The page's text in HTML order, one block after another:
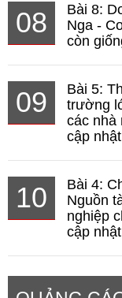
08
Bài 8:
Nga -
còn
09
Bài 5:
trường
các nhà
cập
10
Bài 4:
Nguồn
nghiệp
cập